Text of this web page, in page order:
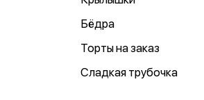
Бёдра
Торты на заказ
Сладкая трубочка